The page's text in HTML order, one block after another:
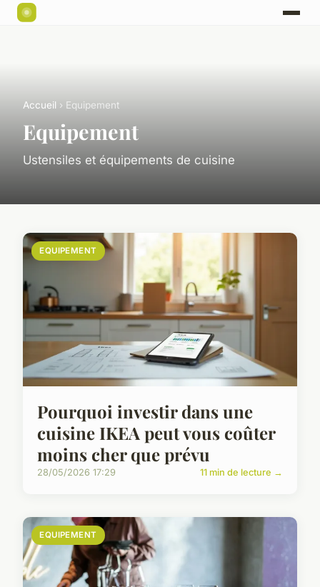
Accueil › Equipement
Equipement
Ustensiles et équipements de cuisine
EQUIPEMENT
Pourquoi investir dans une
cuisine IKEA peut vous coûter
moins cher que prévu
28/05/2026 17:29 11 min de lecture →
EQUIPEMENT